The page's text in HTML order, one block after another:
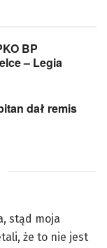
BP
– Legia
dał remis
stąd moja
że to nie jest